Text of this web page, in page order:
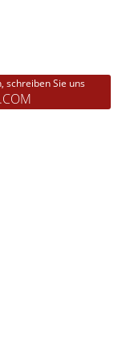
schreiben Sie uns